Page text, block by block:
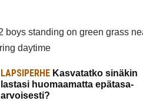
LAPSIPERHE Kasvatatko sinäkin
lastasi huomaamatta epätasa-
arvoisesti?